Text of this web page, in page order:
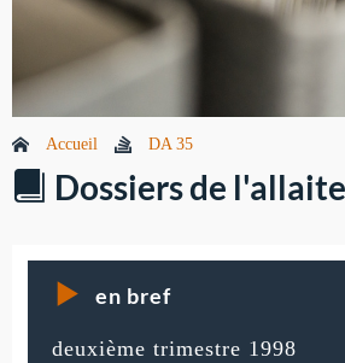
Accueil DA 35
Dossiers de
en bref
deuxième trimestre 1998